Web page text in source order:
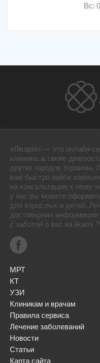
Вс:
«Лікарні» — это онлайн-
клиники, а также
других городов Украины.
вам быстро найти
на консультацию к нему,
у нас вы можете
для взрослых и детей.
достоверная
с заботой о вас на likarni
МРТ
КТ
УЗИ
Клиникам и врачам
Правила сервиса
Лечение заболеваний
Новости
Статьи
Карта сайта